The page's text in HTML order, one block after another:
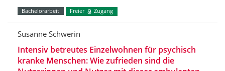
Bachelorarbeit Freier Zugang
Susanne Schwerin
Intensiv betreutes Einzelwohnen für psychisch
kranke Menschen: Wie zufrieden sind die